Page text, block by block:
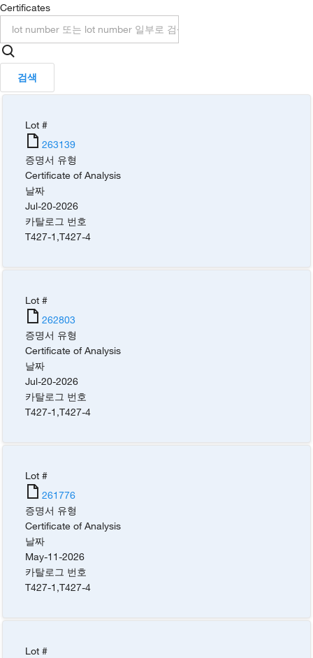
Certificates
검색
Lot #
263139
증명서 유형
Certificate of Analysis
날짜
Jul-20-2026
카탈로그 번호
T427-1 ,T427-4
Lot #
262803
증명서 유형
Certificate of Analysis
날짜
Jul-20-2026
카탈로그 번호
T427-1 ,T427-4
Lot #
261776
증명서 유형
Certificate of Analysis
날짜
May-11-2026
카탈로그 번호
T427-1 ,T427-4
Lot #